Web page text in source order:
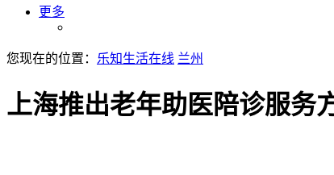
更多
您现在的位置： 乐知生活在线 兰州
上海推出老年助医陪诊服务